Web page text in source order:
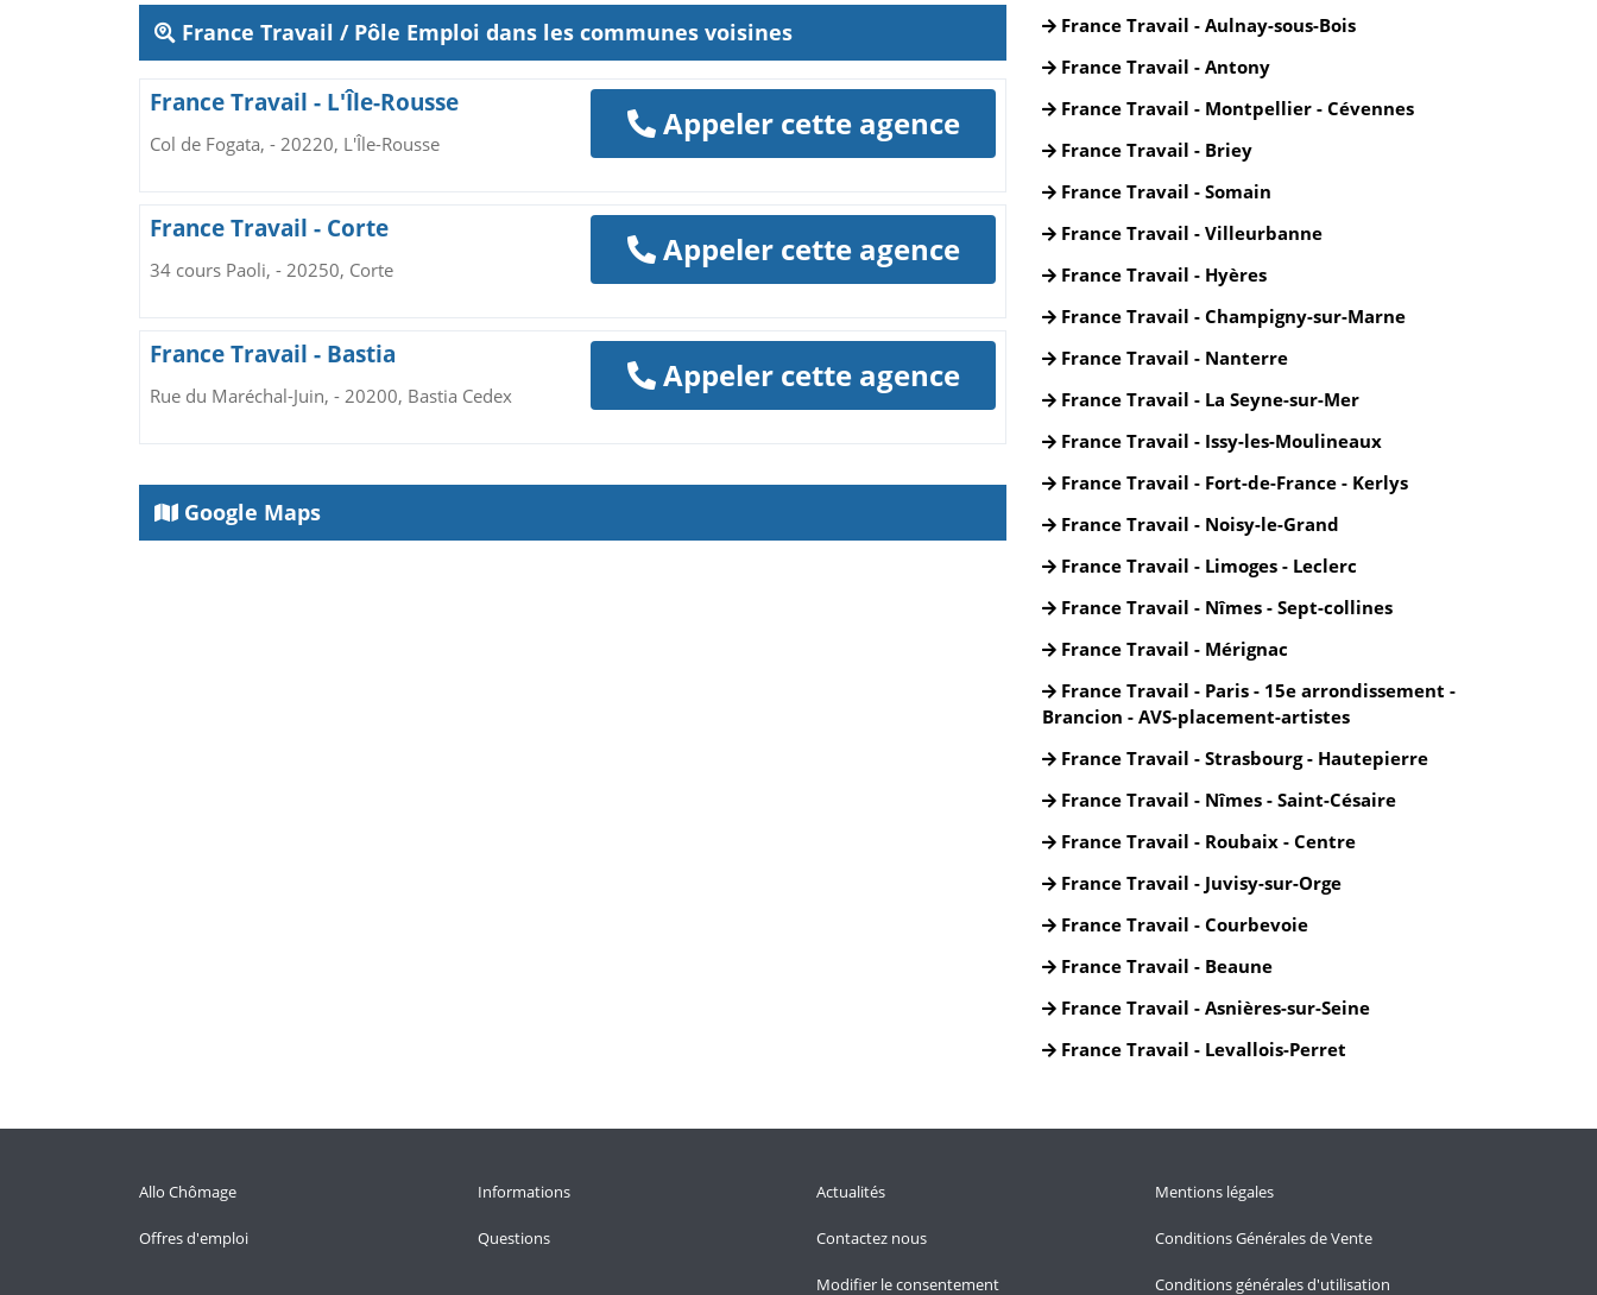
France Travail / Pôle Emploi dans les communes voisines
France Travail - L'Île-Rousse
Col de Fogata, - 20220, L'Île-Rousse
Appeler cette agence
France Travail - Corte
34 cours Paoli, - 20250, Corte
Appeler cette agence
France Travail - Bastia
Rue du Maréchal-Juin, - 20200, Bastia Cedex
Appeler cette agence
Google Maps
France Travail - Aulnay-sous-Bois
France Travail - Antony
France Travail - Montpellier - Cévennes
France Travail - Briey
France Travail - Somain
France Travail - Villeurbanne
France Travail - Hyères
France Travail - Champigny-sur-Marne
France Travail - Nanterre
France Travail - La Seyne-sur-Mer
France Travail - Issy-les-Moulineaux
France Travail - Fort-de-France - Kerlys
France Travail - Noisy-le-Grand
France Travail - Limoges - Leclerc
France Travail - Nîmes - Sept-collines
France Travail - Mérignac
France Travail - Paris - 15e arrondissement -
Brancion - AVS-placement-artistes
France Travail - Strasbourg - Hautepierre
France Travail - Nîmes - Saint-Césaire
France Travail - Roubaix - Centre
France Travail - Juvisy-sur-Orge
France Travail - Courbevoie
France Travail - Beaune
France Travail - Asnières-sur-Seine
France Travail - Levallois-Perret
Allo Chômage
Offres d'emploi
Informations
Questions
Actualités
Contactez nous
Modifier le consentement
Mentions légales
Conditions Générales de Vente
Conditions générales d'utilisation